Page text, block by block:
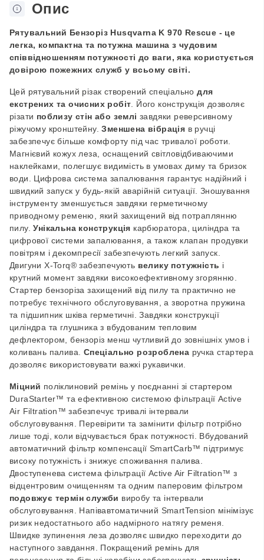
Опис
Рятувальний Бензоріз Husqvarna K 970 Rescue - це
легка, компактна та потужна машина з чудовим
співвідношенням потужності до ваги, яка користується
довірою пожежних служб у всьому світі.
Цей рятувальний різак створений спеціальнодля
екстрених та очисних робіт . Його конструкція дозволяє
різати поблизу стін або землі завдяки реверсивному
ріжучому кронштейну.Зменшена вібрація в ручці
забезпечує більше комфорту під час тривалої роботи.
Магнієвий кожух леза, оснащений світловідбиваючими
наклейками, полегшує видимість в умовах диму та бризок
води. Цифрова система запалювання гарантує надійний і
швидкий запуск у будь-якій аварійній ситуації. Зношування
інструменту зменшується завдяки герметичному
приводному ременю, який захищений від потраплянню
пилу.Унікальна конструкція карбюратора, циліндра та
цифрової системи запалювання, а також клапан продувки
повітрям і декомпресії забезпечують легкий запуск.
Двигуни X-Torq® забезпечують велику потужність і
крутний момент завдяки високоефективному згорянню.
Стартер бензоріза захищений від пилу та практично не
потребує технічного обслуговування, а зворотна пружина
та підшипник шківа герметичні. Завдяки конструкції
циліндра та глушника з вбудованим тепловим
дефлектором, бензоріз менш чутливий до зовнішніх умов і
коливань палива. Спеціально розроблена ручка стартера
дозволяє використовувати важкі рукавички.
Міцний поліклиновий ремінь у поєднанні зі стартером
DuraStarter™ та ефективною системою фільтрації Active
Air Filtration™ забезпечує тривалі інтервали
обслуговування. Перевірити та замінити фільтр потрібно
лише тоді, коли відчувається брак потужності. Вбудований
автоматичний фільтр компенсації SmartCarb™ підтримує
високу потужність і знижує споживання палива.
Двоступенева система фільтрації Active Air Filtration™ з
відцентровим очищенням та одним паперовим фільтром
подовжує термін служби виробу та інтервали
обслуговування. Напівавтоматичний SmartTension мінімізує
ризик недостатнього або надмірного натягу ременя.
Швидке зупинення леза дозволяє швидко переходити до
наступного завдання. Покращений ремінь для